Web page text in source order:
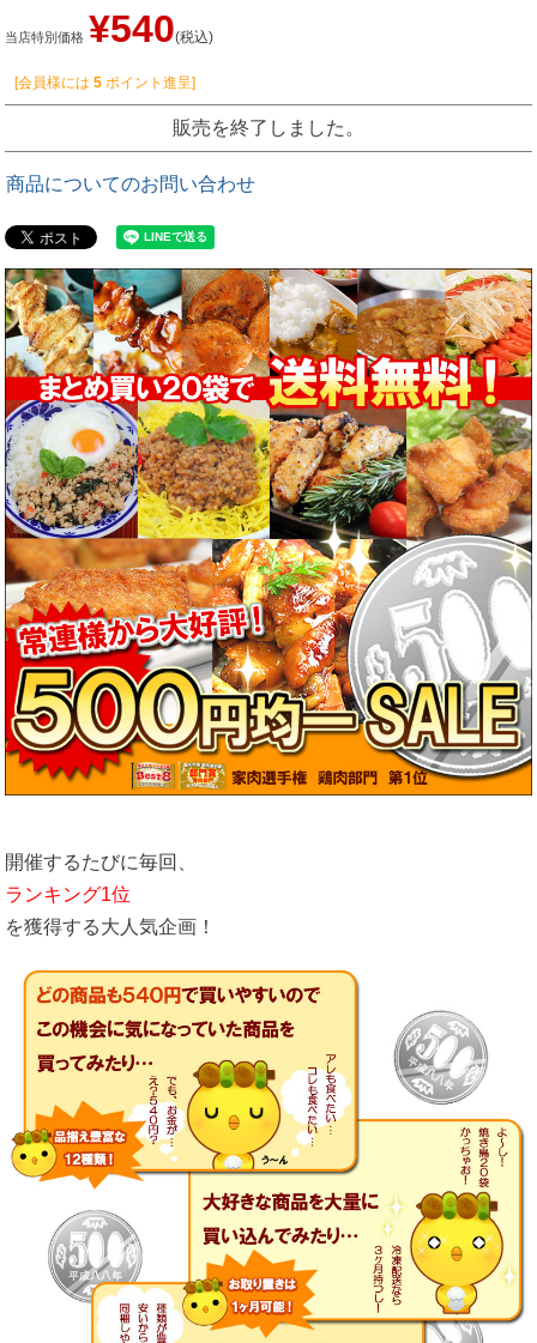
当店特別価格 ¥540 税込
[会員様には 5 ポイント進呈]
販売を終了しました。
商品についてのお問い合わせ
開催するたびに毎回、
ランキング1位
を獲得する大人気企画！